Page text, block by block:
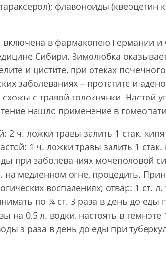
флавоноиды (кверцетин
в фармакопею Германии
Сибири. Зимолюбка
и цистите, при отеках
заболеваниях – протатите и
с травой толокнянки. Настой
нашло применение в
2 ч. ложки травы залить 1 стак.
1 ч. ложки травы залить 1 стак.
при заболеваниях мочеполовой
медленном огне, процедить.
воспалениях; отвар: 1 ст.
по ¼ ст. 3 раза в день до еды
на 0,5 л. водки, настоять в
з раза в день до еды при